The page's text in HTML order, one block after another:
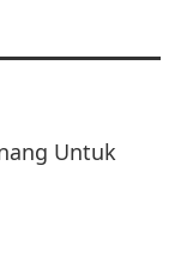
Untuk